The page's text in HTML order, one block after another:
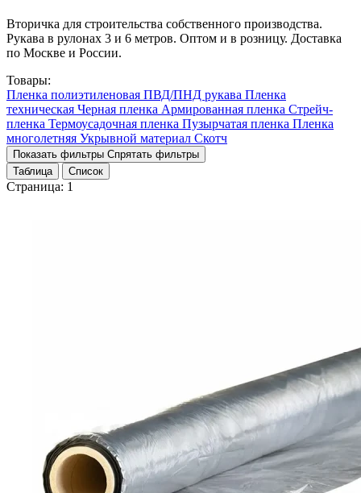
Вторичка для строительства собственного производства.
Рукава в рулонах 3 и 6 метров. Оптом и в розницу. Доставка
по Москве и России.
Товары:
Пленка полиэтиленовая ПВД/ПНД рукава Пленка
техническая Черная пленка Армированная пленка Стрейч-
пленка Термоусадочная пленка Пузырчатая пленка Пленка
многолетняя Укрывной материал Скотч
Показать фильтры Спрятать фильтры
Таблица
Список
Страница: 1